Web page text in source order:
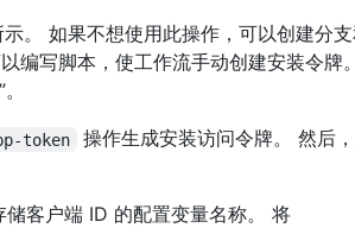
。 如果不想使用此操作，可以创建分
编写脚本，使工作流手动创建安装令牌
”。
token
操作生成安装访问令牌。 然后
储客户端 ID 的配置变量名称。 将